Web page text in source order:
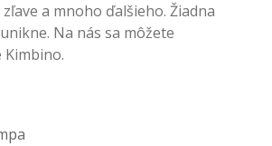
a mnoho ďalšieho. Žiadna
Na nás sa môžete
Kimbino.